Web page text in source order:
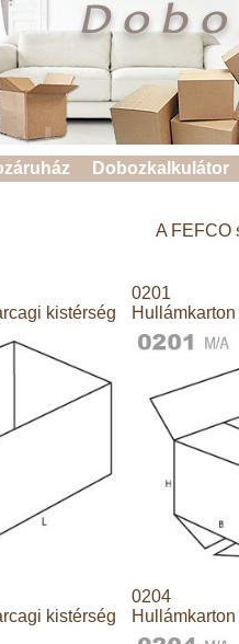
Dobozkalkulátor
A FEFCO
kistérség
0201
kistérség
0204